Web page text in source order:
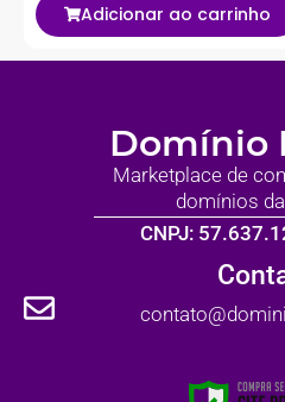
Adicionar ao carrinho
Domínio
Marketplace de
domínios
CNPJ: